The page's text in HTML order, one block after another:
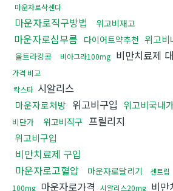
마운자로삭센다
마운자로직구방법 위고비재고
마운자로심부름 다이어트약추천 위고비
울트라킹콩 비아그라100mg 비만치료제
가격 비교
칵스타 시알리스
마운자로처방 위고비구입 위고비국내
비단가
위고비직구 프릴리지
위고비구입
비만치료제 구입
마운자로고혈압
마운자로달리기 센트립
100mg 마운자로가격 시알리스20mg 비만